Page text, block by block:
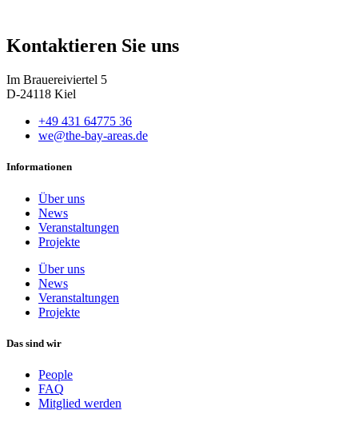
Kontaktieren Sie uns
Im Brauereiviertel 5
D-24118 Kiel
+49 431 64775 36
we@the-bay-areas.de
Informationen
Über uns
News
Veranstaltungen
Projekte
Über uns
News
Veranstaltungen
Projekte
Das sind wir
People
FAQ
Mitglied werden